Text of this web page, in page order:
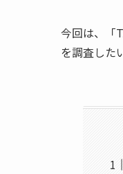
今回は、「
を調査した